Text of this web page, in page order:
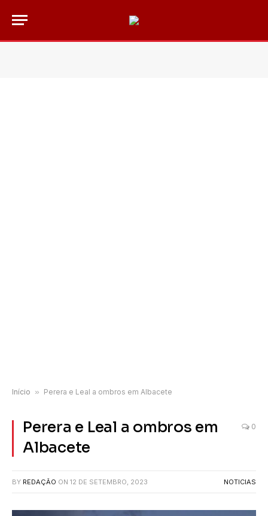
Início » Perera e Leal a ombros em Albacete
Perera e Leal a ombros em
Albacete
0
BY REDAÇÃO ON 12 DE SETEMBRO, 2023 NOTICIAS